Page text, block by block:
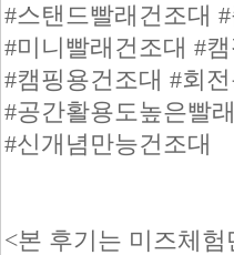
#스탠드빨래건조대
#미니빨래건조대 #
#캠핑용건조대 #회
#공간활용도높은빨
#신개념만능건조대
<본 후기는 미즈체